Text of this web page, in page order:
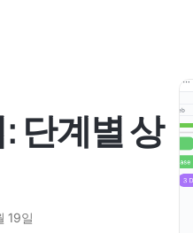
단계별 상
19일